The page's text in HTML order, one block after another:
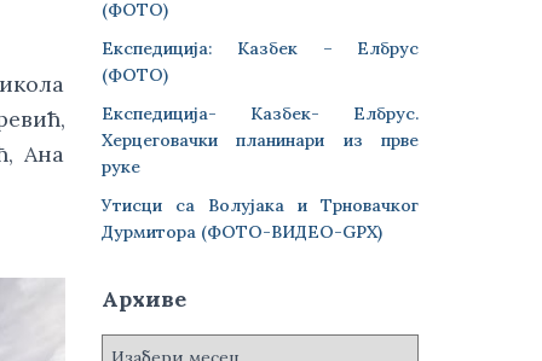
Ана
(ФОТО)
Експедиција: Казбек – Елбрус
(ФОТО)
Експедиција- Казбек- Елбрус.
Херцеговачки планинари из прве
руке
Утисци са Волујака и Трновачког
Дурмитора (ФОТО-ВИДЕО-GPX)
Архиве